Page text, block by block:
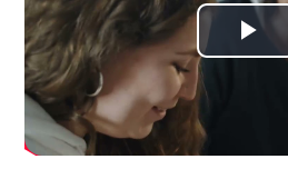
V
d